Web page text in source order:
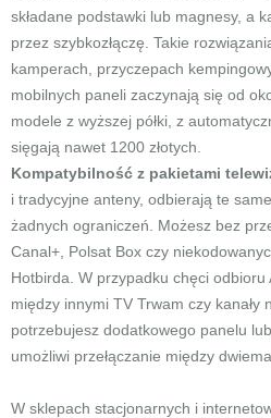
składane podstawki lub magnesy, a
przez szybkozłączę. Takie
kamperach, przyczepach
mobilnych paneli zaczynają się od
modele z wyższej półki, z
sięgają nawet 1200 złotych.
Kompatybilność z pakietami
i tradycyjne anteny, odbierają te
żadnych ograniczeń. Możesz bez
Canal+, Polsat Box czy
Hotbirda. W przypadku chęci odbioru
między innymi TV Trwam czy kanały
potrzebujesz dodatkowego panelu
umożliwi przełączanie między
W sklepach stacjonarnych i